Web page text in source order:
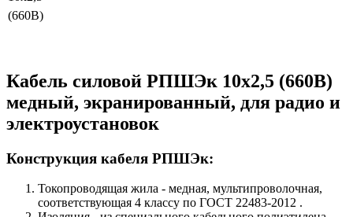
Кабель силовой РПШЭк 10х2,5 (660В)
медный, экранированный, для радио и
электроустановок
Конструкция кабеля РПШЭк:
Токопроводящая жила - медная, мультипроволочная,
соответствующая 4 классу по ГОСТ 22483-2012 .